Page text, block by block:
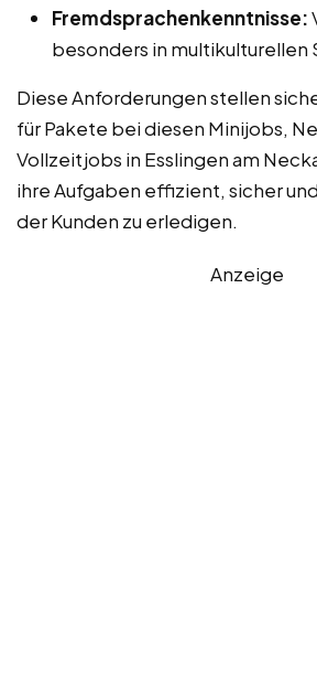
Fremdsprachenkenntnisse:
besonders in
Diese Anforderungen stellen
für Pakete bei diesen Minijobs,
Vollzeitjobs in Esslingen am
ihre Aufgaben effizient, sicher
der Kunden zu erledigen.
Anzeige